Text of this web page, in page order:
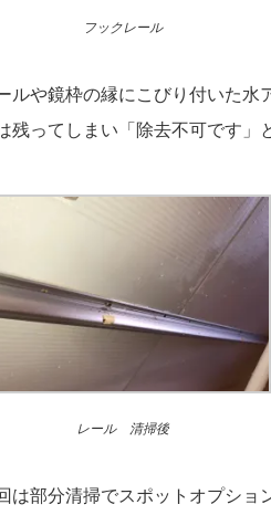
フックレール
ルや鏡枠の縁にこびり付いた
残ってしまい「除去不可です」
レール 清掃後
は部分清掃でスポットオプショ